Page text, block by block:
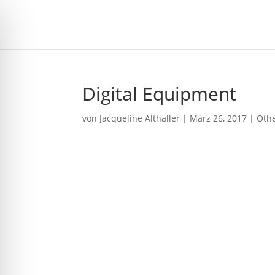
Digital Equipment
von Jacqueline Althaller | März 26, 2017 |